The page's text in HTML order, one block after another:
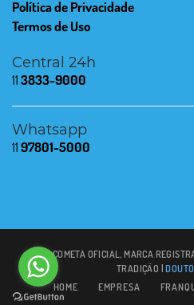
Política de Privacidade
Termos de Uso
Central 24h
113833-9000
Whatsapp
1197801-5000
© 2021 COMETA OFICIAL, MARCA
TRADIÇÃO |
HOME
EMPRESA